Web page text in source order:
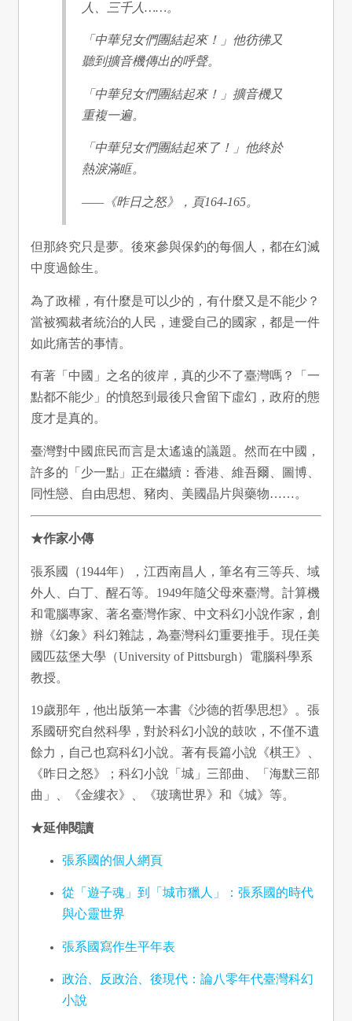
人、三千人……。
「中華兒女們團結起來！」他彷彿又
聽到擴音機傳出的呼聲。
「中華兒女們團結起來！」擴音機又
重複一遍。
「中華兒女們團結起來了！」他終於
熱淚滿眶。
——《昨日之怒》，頁164-165。
但那終究只是夢。後來參與保釣的每個人，都在幻滅
中度過餘生。
為了政權，有什麼是可以少的，有什麼又是不能少？
當被獨裁者統治的人民，連愛自己的國家，都是一件
如此痛苦的事情。
有著「中國」之名的彼岸，真的少不了臺灣嗎？「一
點都不能少」的憤怒到最後只會留下虛幻，政府的態
度才是真的。
臺灣對中國庶民而言是太遙遠的議題。然而在中國，
許多的「少一點」正在繼續：香港、維吾爾、圖博、
同性戀、自由思想、豬肉、美國晶片與藥物……。
★作家小傳
張系國（1944年），江西南昌人，筆名有三等兵、域
外人、白丁、醒石等。1949年隨父母來臺灣。計算機
和電腦專家、著名臺灣作家、中文科幻小說作家，創
辦《幻象》科幻雜誌，為臺灣科幻重要推手。現任美
國匹茲堡大學（University of Pittsburgh）電腦科學系
教授。
19歲那年，他出版第一本書《沙德的哲學思想》。張
系國研究自然科學，對於科幻小說的鼓吹，不僅不遺
餘力，自己也寫科幻小說。著有長篇小說《棋王》、
《昨日之怒》；科幻小說「城」三部曲、「海默三部
曲」、《金縷衣》、《玻璃世界》和《城》等。
★延伸閱讀
張系國的個人網頁
從「遊子魂」到「城市獵人」：張系國的時代
與心靈世界
張系國寫作生平年表
政治、反政治、後現代：論八零年代臺灣科幻
小說